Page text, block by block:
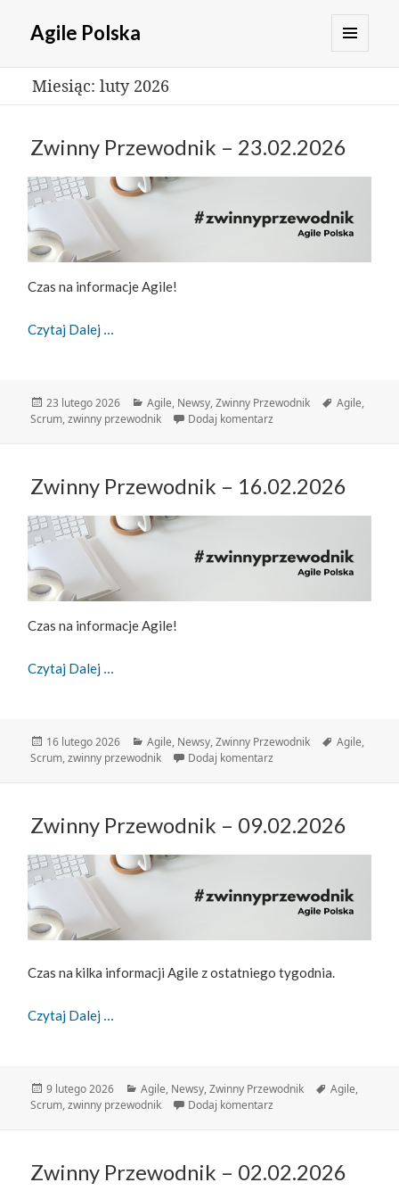
Agile Polska
Miesiąc: luty 2026
Zwinny Przewodnik – 23.02.2026
Czas na informacje Agile!
Czytaj Dalej
Data
publikacji
23 lutego 2026 Kategorie
Agile, Newsy,Zwinny Przewodnik Tagi
Agile,
Scrum,zwinny przewodnik Dodaj komentarz
Zwinny Przewodnik – 16.02.2026
Czas na informacje Agile!
Czytaj Dalej
Data
publikacji
16 lutego 2026 Kategorie
Agile, Newsy,Zwinny Przewodnik Tagi
Agile,
Scrum,zwinny przewodnik Dodaj komentarz
Zwinny Przewodnik – 09.02.2026
Czas na kilka informacji Agile z ostatniego tygodnia.
Czytaj Dalej
Data
publikacji
9 lutego 2026 Kategorie
Agile, Newsy,Zwinny Przewodnik Tagi
Agile,
Scrum,zwinny przewodnik Dodaj komentarz
Zwinny Przewodnik – 02.02.2026